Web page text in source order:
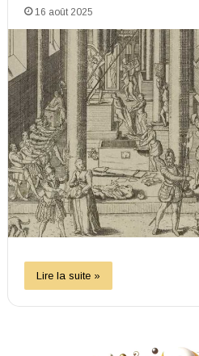
16 août 2025
Lire la suite »